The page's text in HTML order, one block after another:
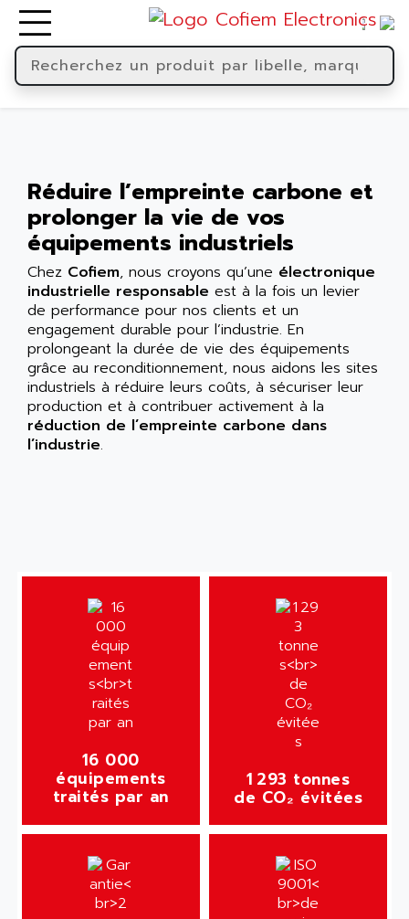
Réduire l’empreinte carbone et
prolonger la vie de vos
équipements industriels
Chez Cofiem, nous croyons qu’une électronique
industrielle responsable est à la fois un levier
de performance pour nos clients et un
engagement durable pour l’industrie. En
prolongeant la durée de vie des équipements
grâce au reconditionnement, nous aidons les sites
industriels à réduire leurs coûts, à sécuriser leur
production et à contribuer activement à la
réduction de l’empreinte carbone dans
l’industrie.
16 000
équipements
traités par an
1 293 tonnes
de CO₂ évitées